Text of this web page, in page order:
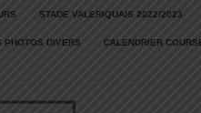
STADE VALERIQUAIS 2022/2023
PHOTOS DIVERS CALENDRIER